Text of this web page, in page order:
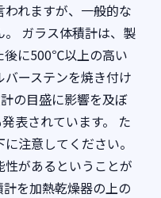
れますが、一般的な
ガラス体積計は、製
後に500℃以上の高い
ーステンを焼き付け
の目盛に影響を及ぼ
表されています。 た
注意してください。
があるということが
を加熱乾燥器の上の